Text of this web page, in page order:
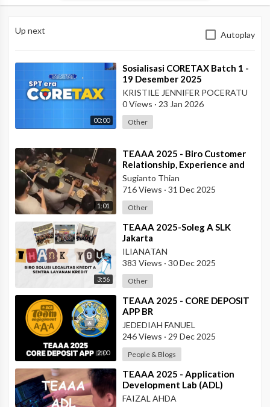
Up next Autoplay
00:00
⁣Sosialisasi CORETAX Batch 1 -
19 Desember 2025
KRISTILE JENNIFER POCERATU
0 Views · 23 Jan 2026
Other
1:01
⁣TEAAA 2025 - Biro Customer
Relationship, Experience and
Protection
Sugianto Thian
716 Views · 31 Dec 2025
Other
3:56
⁣TEAAA 2025-Soleg A SLK
Jakarta
ILIANATAN
383 Views · 30 Dec 2025
Other
2:00
⁣TEAAA 2025 - CORE DEPOSIT
APP BR
JEDEDIAH FANUEL
246 Views · 29 Dec 2025
People & Blogs
⁣TEAAA 2025 - Application
Development Lab (ADL)
FAIZAL AHDA